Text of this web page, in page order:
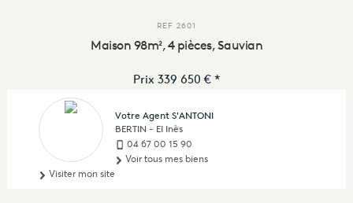
REF 2601
Maison 98m², 4 pièces, Sauvian
Prix339 650 € *
Votre Agent S'ANTONI
BERTIN - EI Inès
04 67 00 15 90
Voir tous mes biens
Visiter mon site